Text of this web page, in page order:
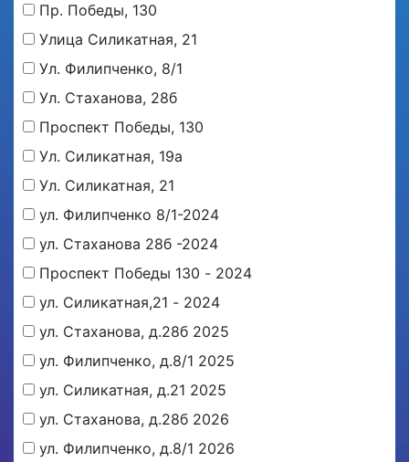
Пр. Победы, 130
Улица Силикатная, 21
Ул. Филипченко, 8/1
Ул. Стаханова, 28б
Проспект Победы, 130
Ул. Силикатная, 19а
Ул. Силикатная, 21
ул. Филипченко 8/1-2024
ул. Стаханова 28б -2024
Проспект Победы 130 - 2024
ул. Силикатная,21 - 2024
ул. Стаханова, д.28б 2025
ул. Филипченко, д.8/1 2025
ул. Силикатная, д.21 2025
ул. Стаханова, д.28б 2026
ул. Филипченко, д.8/1 2026